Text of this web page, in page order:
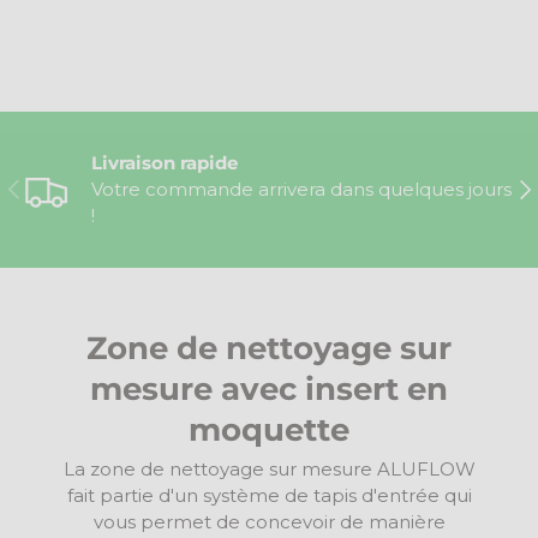
Précédent
Livraison rapide
Votre commande arrivera dans quelques jours
!
Zone de nettoyage sur
mesure avec insert en
moquette
La zone de nettoyage sur mesure ALUFLOW
fait partie d'un système de tapis d'entrée qui
vous permet de concevoir de manière